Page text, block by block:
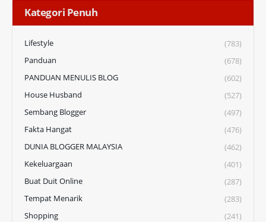
Kategori Penuh
Lifestyle
(783)
Panduan
(678)
PANDUAN MENULIS BLOG
(602)
House Husband
(527)
Sembang Blogger
(497)
Fakta Hangat
(476)
DUNIA BLOGGER MALAYSIA
(462)
Kekeluargaan
(401)
Buat Duit Online
(287)
Tempat Menarik
(283)
Shopping
(241)